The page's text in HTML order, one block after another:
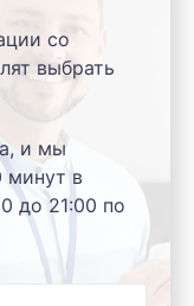
со
выбрать
и мы
минут в
до 21:00 по